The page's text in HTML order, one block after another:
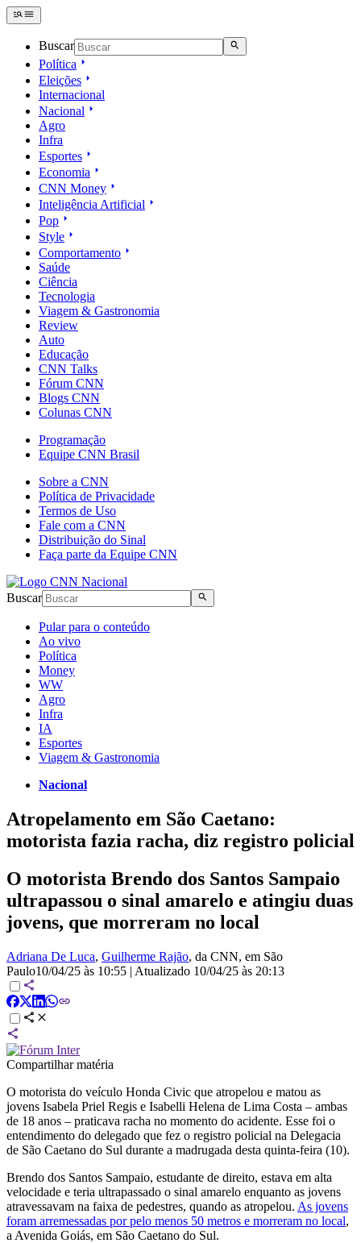
Buscar
Política
Eleições
Internacional
Nacional
Agro
Infra
Esportes
Economia
CNN Money
Inteligência Artificial
Pop
Style
Comportamento
Saúde
Ciência
Tecnologia
Viagem & Gastronomia
Review
Auto
Educação
CNN Talks
Fórum CNN
Blogs CNN
Colunas CNN
Programação
Equipe CNN Brasil
Sobre a CNN
Política de Privacidade
Termos de Uso
Fale com a CNN
Distribuição do Sinal
Faça parte da Equipe CNN
Buscar
Pular para o conteúdo
Ao vivo
Política
Money
WW
Agro
Infra
IA
Esportes
Viagem & Gastronomia
Nacional
Atropelamento em São Caetano:
motorista fazia racha, diz registro policial
O motorista Brendo dos Santos Sampaio
ultrapassou o sinal amarelo e atingiu duas
jovens, que morreram no local
Adriana De Luca, Guilherme Rajão, da CNN, em São
Paulo10/04/25 às 10:55 | Atualizado 10/04/25 às 20:13
Compartilhar matéria
O motorista do veículo Honda Civic que atropelou e matou as
jovens Isabela Priel Regis e Isabelli Helena de Lima Costa – ambas
de 18 anos – praticava racha no momento do acidente. Esse foi o
entendimento do delegado que fez o registro policial na Delegacia
de São Caetano do Sul durante a madrugada desta quinta-feira (10).
Brendo dos Santos Sampaio, estudante de direito, estava em alta
velocidade e teria ultrapassado o sinal amarelo enquanto as jovens
atravessavam na faixa de pedestres, quando as atropelou. As jovens
foram arremessadas por pelo menos 50 metros e morreram no local,
a Avenida Goiás, em São Caetano do Sul.